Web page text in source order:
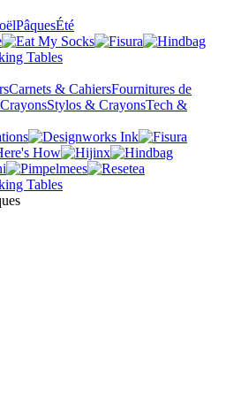
PâquesÉté
Carnets & CahiersFournitures de
Stylos & CrayonsTech &